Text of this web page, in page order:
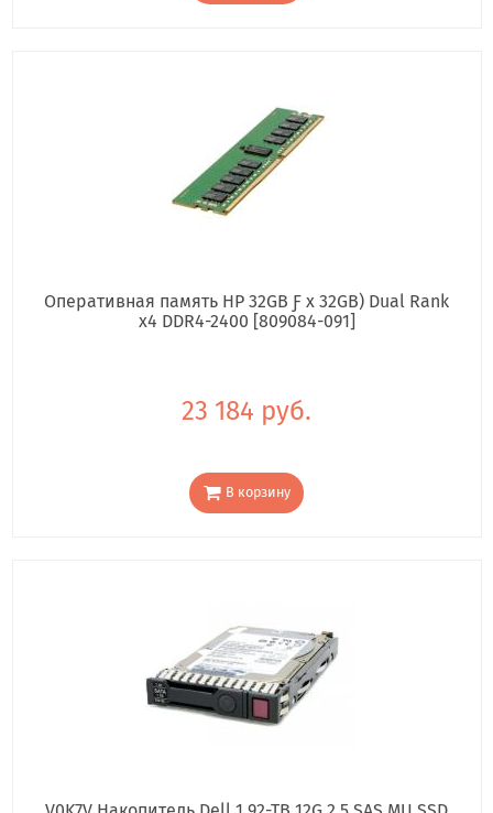
Оперативная память HP 32GB Ƒ x 32GB) Dual Rank
x4 DDR4-2400 [809084-091]
23 184 руб.
В корзину